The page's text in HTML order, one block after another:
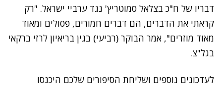
דבריו של ח"כ בצלאל סמוטריץ' נגד ערביי ישראל. "רק
קראתי את הדברים, הם דברים חמורים, פסולים ומאוד
מאוד מוזרים", אמר הבוקר (רביעי) בגין בריאיון לרזי ברקאי
בגל"צ.
לעדכונים נוספים ושליחת הסיפורים שלכם היכנסו